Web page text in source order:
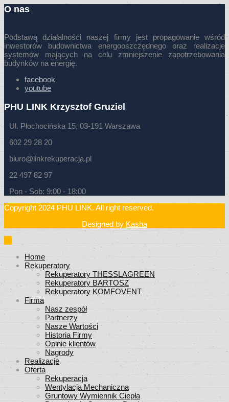
O nas
Podstawą działalności naszej firmy jest propagowanie wśród
inwestorów budownictwa energooszczędnego oraz realizacje
systemów mających na celu zmniejszenie zapotrzebowania
budynków na energię.
facebook
youtube
PHU LINK Krzysztof Gruziel
Ul. Płochocińska 15, 03-191 Warszawa
602 29 28 20
biuro@linkrekuperacja.pl
22 497 82 97
Pon - Sob: 9:00 - 18:00
Copyright 2024 PHU LINK. All right reserved.
Designed by Kasha
Home
Rekuperatory
Rekuperatory THESSLAGREEN
Rekuperatory BARTOSZ
Rekuperatory KOMFOVENT
Firma
Nasz zespół
Partnerzy
Nasze Wartości
Historia Firmy
Opinie klientów
Nagrody
Realizacje
Oferta
Rekuperacja
Wentylacja Mechaniczna
Gruntowy Wymiennik Ciepła